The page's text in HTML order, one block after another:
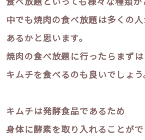
中でも焼肉の食べ放題は多くの
あるかと思います。
焼肉の食べ放題に行ったらまず
キムチを食べるのも良いでしょう
キムチは発酵食品であるため
身体に酵素を取り入れることがで